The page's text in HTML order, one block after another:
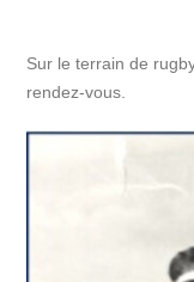
Sur le terrain de
rendez-vous.